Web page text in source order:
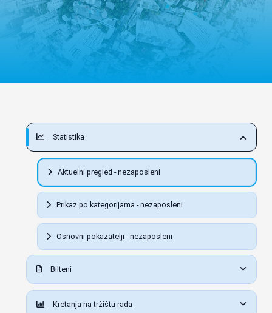
Statistika
Aktuelni pregled - nezaposleni
Prikaz po kategorijama - nezaposleni
Osnovni pokazatelji - nezaposleni
Bilteni
Kretanja na tržištu rada